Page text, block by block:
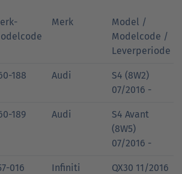
Merk
Model /
Modelcode /
Leverperiode
188 Audi
S4 (8W2)
07/2016 -
189 Audi
S4 Avant
(8W5)
07/2016 -
016 Infiniti
QX30 11/2016